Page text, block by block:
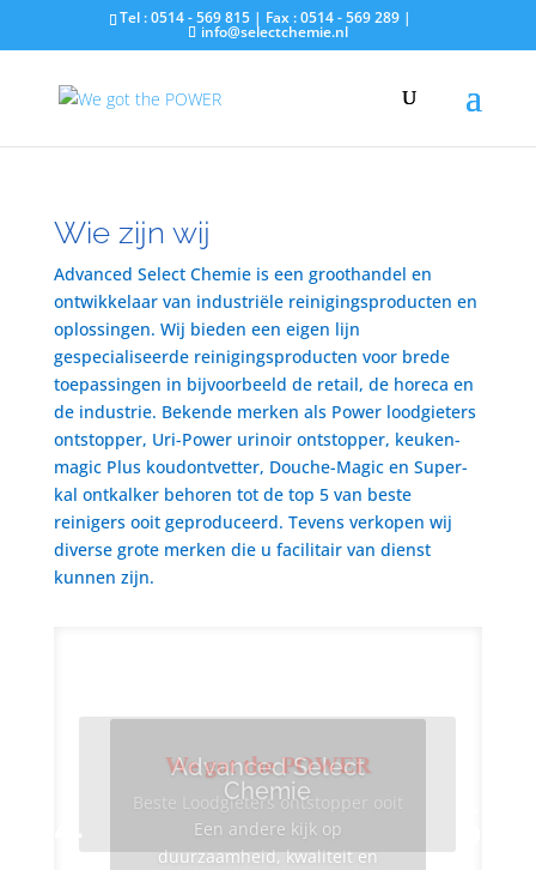
Tel : 0514 - 569 815 | Fax : 0514 - 569 289 |
info@selectchemie.nl
Wie zijn wij
Advanced Select Chemie is een groothandel en
ontwikkelaar van industriële reinigingsproducten en
oplossingen. Wij bieden een eigen lijn
gespecialiseerde reinigingsproducten voor brede
toepassingen in bijvoorbeeld de retail, de horeca en
de industrie. Bekende merken als Power loodgieters
ontstopper, Uri-Power urinoir ontstopper, keuken-
magic Plus koudontvetter, Douche-Magic en Super-
kal ontkalker behoren tot de top 5 van beste
reinigers ooit geproduceerd. Tevens verkopen wij
diverse grote merken die u facilitair van dienst
kunnen zijn.
Advanced Select
Chemie
Een andere kijk op
duurzaamheid, kwaliteit en
We got the POWER
Beste Loodgieters ontstopper ooit